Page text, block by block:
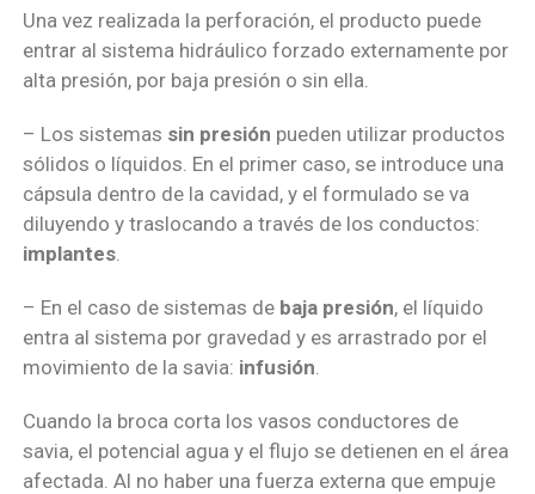
Una vez realizada la perforación, el producto puede
entrar al sistema hidráulico forzado externamente por
alta presión, por baja presión o sin ella.
– Los sistemas sin presión pueden utilizar productos
sólidos o líquidos. En el primer caso, se introduce una
cápsula dentro de la cavidad, y el formulado se va
diluyendo y traslocando a través de los conductos:
implantes.
– En el caso de sistemas de baja presión, el líquido
entra al sistema por gravedad y es arrastrado por el
movimiento de la savia: infusión
Cuando la broca corta los vasos conductores de
savia, el potencial agua y el flujo se detienen en el área
afectada. Al no haber una fuerza externa que empuje